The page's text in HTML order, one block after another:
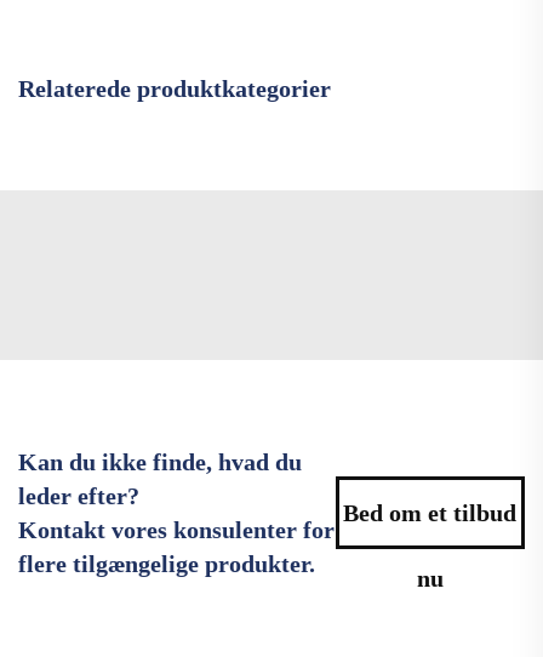
Relaterede produktkategorier
Kan du ikke finde, hvad du
leder efter?
Kontakt vores konsulenter for
flere tilgængelige produkter.
Bed om et tilbud
nu